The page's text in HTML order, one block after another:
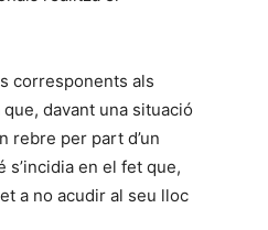
corresponents als
davant una situació
rebre per part d’un
s’incidia en el fet que,
a no acudir al seu lloc